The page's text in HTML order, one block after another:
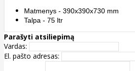
Matmenys - 390x390x730 mm
Talpa - 75 ltr
Parašyti atsiliepimą
Vardas:
El. pašto adresas: